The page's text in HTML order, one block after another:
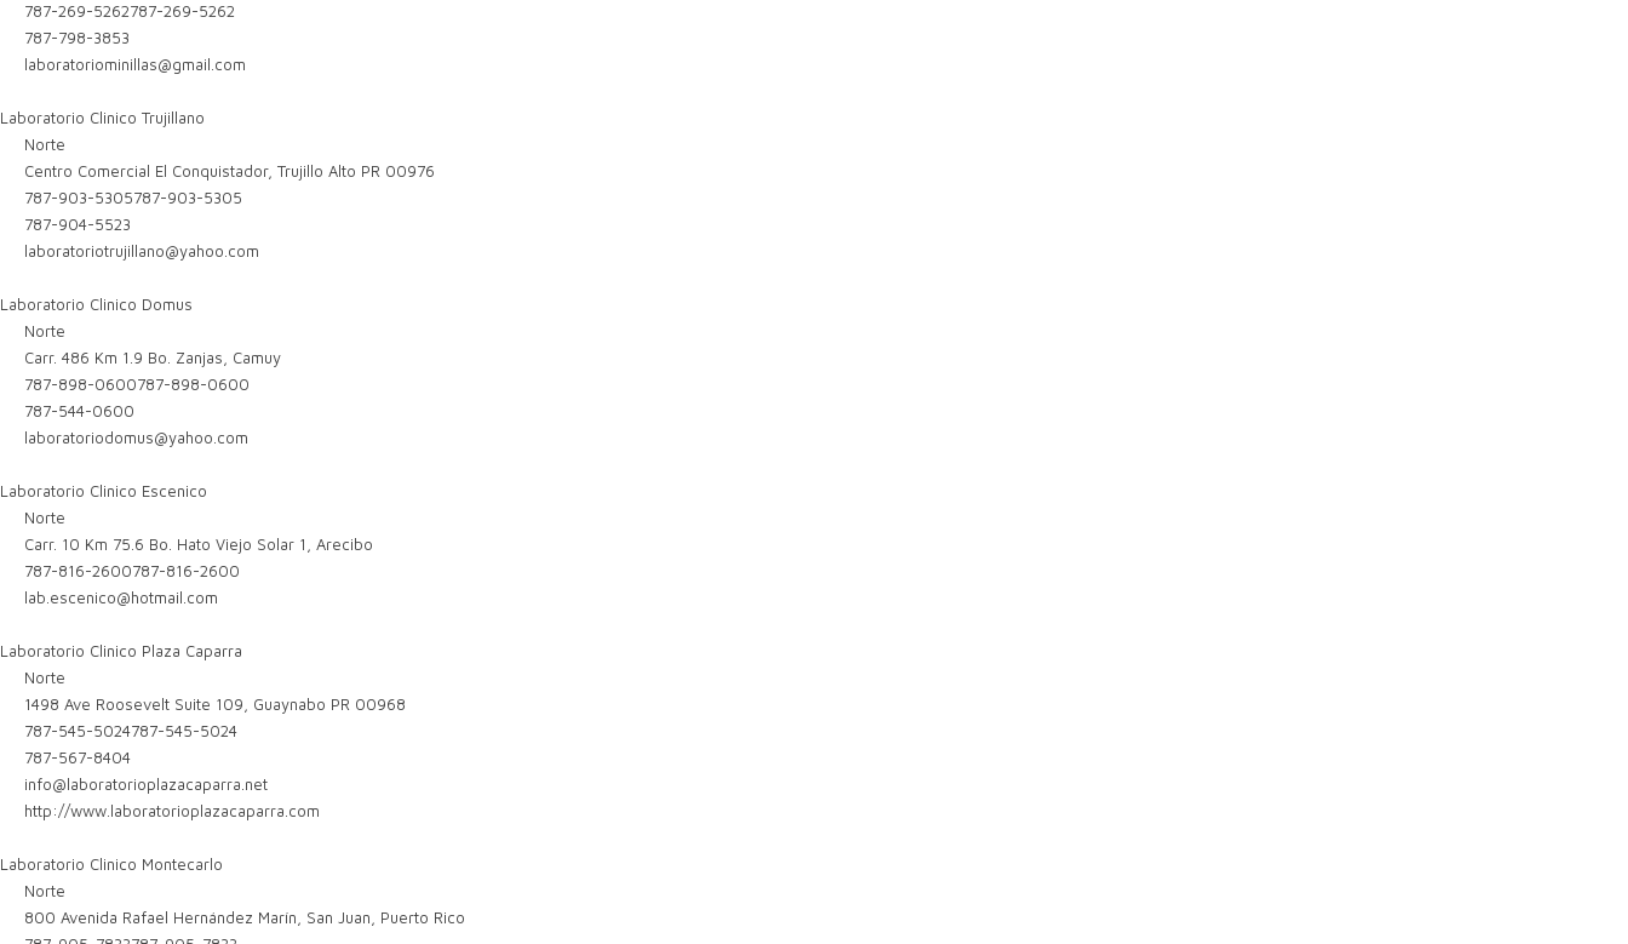
787-269-5262787-269-5262
787-798-3853
laboratoriominillas@gmail.com
Laboratorio Clinico Trujillano
Norte
Centro Comercial El Conquistador, Trujillo Alto PR 00976
787-903-5305787-903-5305
787-904-5523
laboratoriotrujillano@yahoo.com
Laboratorio Clinico Domus
Norte
Carr. 486 Km 1.9 Bo. Zanjas, Camuy
787-898-0600787-898-0600
787-544-0600
laboratoriodomus@yahoo.com
Laboratorio Clinico Escenico
Norte
Carr. 10 Km 75.6 Bo. Hato Viejo Solar 1, Arecibo
787-816-2600787-816-2600
lab.escenico@hotmail.com
Laboratorio Clinico Plaza Caparra
Norte
1498 Ave Roosevelt Suite 109, Guaynabo PR 00968
787-545-5024787-545-5024
787-567-8404
info@laboratorioplazacaparra.net
http://www.laboratorioplazacaparra.com
Laboratorio Clinico Montecarlo
Norte
800 Avenida Rafael Hernández Marín, San Juan, Puerto Rico